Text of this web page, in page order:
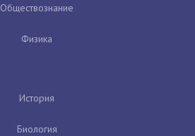
Обществознание
Физика
История
Биология